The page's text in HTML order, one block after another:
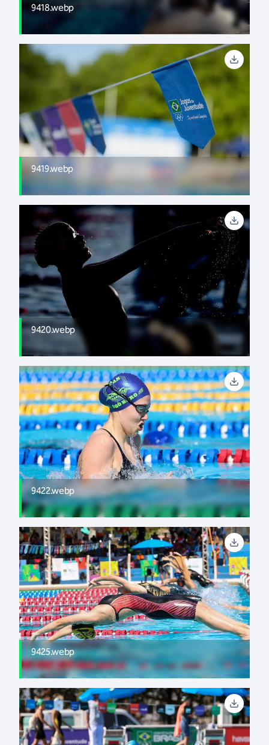
9418.webp
9419.webp
9420.webp
9422.webp
9425.webp